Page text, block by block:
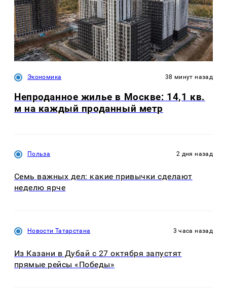
Экономика 38 минут назад
Непроданное жилье в Москве: 14,1 кв.
м на каждый проданный метр
Польза 2 дня назад
Семь важных дел: какие привычки сделают
неделю ярче
Новости Татарстана 3 часа назад
Из Казани в Дубай с 27 октября запустят
прямые рейсы «Победы»